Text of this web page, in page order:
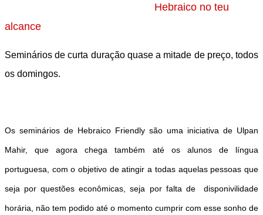
Hebraico no teu
alcance
Seminários de curta duração quase a mitade de preço, todos
os domingos.
Os seminários de Hebraico Friendly são uma iniciativa de Ulpan
Mahir, que agora chega também até os alunos de língua
portuguesa, com o objetivo de atingir a todas aquelas pessoas que
seja por questões econômicas, seja por falta de disponivilidade
horária, não tem podido até o momento cumprir com esse sonho de